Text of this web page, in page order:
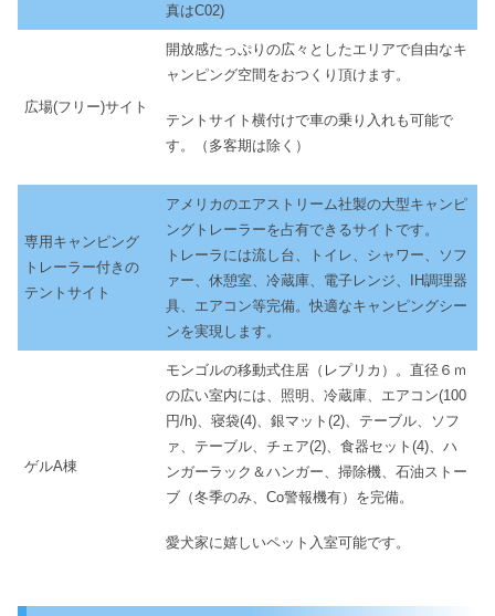
真はC02)
広場(フリー)サイト
開放感たっぷりの広々としたエリアで自由なキ
ャンピング空間をおつくり頂けます。
テントサイト横付けで車の乗り入れも可能で
す。（多客期は除く）
専用キャンピング
トレーラー付きの
テントサイト
アメリカのエアストリーム社製の大型キャンピ
ングトレーラーを占有できるサイトです。
トレーラには流し台、トイレ、シャワー、ソフ
ァー、休憩室、冷蔵庫、電子レンジ、IH調理器
具、エアコン等完備。快適なキャンピングシー
ンを実現します。
ゲルA棟
モンゴルの移動式住居（レプリカ）。直径６ｍ
の広い室内には、照明、冷蔵庫、エアコン(100
円/h)、寝袋(4)、銀マット(2)、テーブル、ソフ
ァ、テーブル、チェア(2)、食器セット(4)、ハ
ンガーラック＆ハンガー、掃除機、石油ストー
ブ（冬季のみ、Co警報機有）を完備。
愛犬家に嬉しいペット入室可能です。